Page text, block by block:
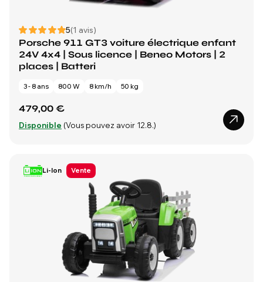
5(1 avis)
Porsche 911 GT3 voiture électrique enfant
24V 4x4 | Sous licence | Beneo Motors | 2
places | Batteri
3 - 8 ans 800 W 8 km/h 50 kg
479,00 €
Disponible (Vous pouvez avoir 12.8.)
Li-Ion Vente